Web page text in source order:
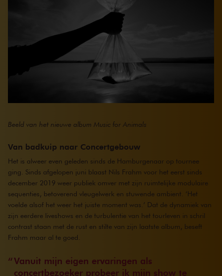
Beeld van het nieuwe album Music for Animals
Van badkuip naar Concertgebouw
Het is alweer even geleden sinds de Hamburgenaar op tournee
ging. Sinds afgelopen juni blaast Nils Frahm voor het eerst sinds
december 2019 weer publiek omver met zijn ruimtelijke modulaire
sequenties, betoverend vleugelwerk en stuwende ambient. ‘Het
voelde alsof het weer het juiste moment was.’ Dat de dynamiek van
zijn eerdere liveshows en de turbulentie van het tourleven in schril
contrast staan met de rust en stilte van zijn laatste album, beseft
Frahm maar al te goed.
Vanuit mijn eigen ervaringen als
concertbezoeker probeer ik mijn show te